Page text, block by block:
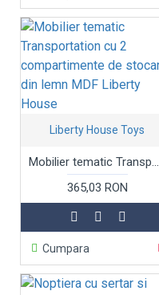
Liberty House Toys
Mobilier tematic Transportation cu 2 compartimente de stocare din lemn MDF Liberty House
365,03 RON
Cumpara